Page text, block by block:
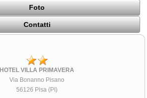
Foto
Contatti
HOTEL VILLA PRIMAVERA
Via Bonanno Pisano
56126 Pisa (PI)